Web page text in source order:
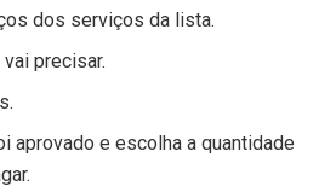
dos serviços da lista.
precisar.
aprovado e escolha a quantidade